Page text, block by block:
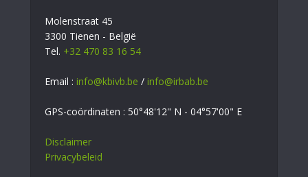
Molenstraat 45
3300 Tienen - België
Tel. +32 470 83 16 54
Email : info@kbivb.be / info@irbab.be
GPS-coördinaten : 50°48'12" N - 04°57'00" E
Disclaimer
Privacybeleid